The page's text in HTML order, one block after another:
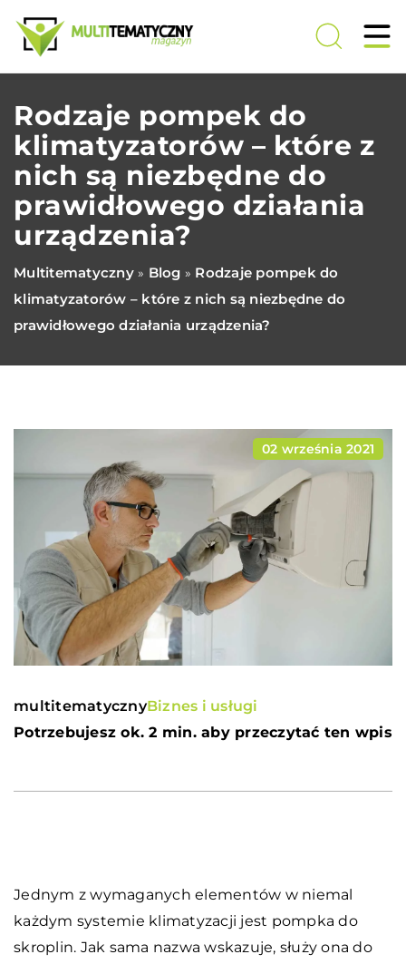
Rodzaje pompek do
klimatyzatorów – które z
nich są niezbędne do
prawidłowego działania
urządzenia?
Multitematyczny» Blog » Rodzaje pompek do
klimatyzatorów – które z nich są niezbędne do
prawidłowego działania urządzenia?
02 września 2021
multitematycznyBiznes i usługi
Potrzebujesz ok. 2 min. aby przeczytać ten wpis
Jednym z wymaganych elementów w niemal
każdym systemie klimatyzacji jest pompka do
skroplin. Jak sama nazwa wskazuje, służy ona do